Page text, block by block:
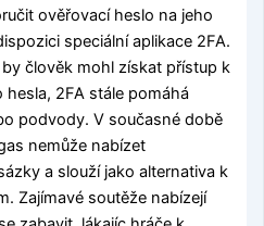
ověřovací heslo na jeho
speciální aplikace 2FA.
člověk mohl získat přístup k
2FA stále pomáhá
podvody. V současné době
nemůže nabízet
a slouží jako alternativa k
Zajímavé soutěže nabízejí